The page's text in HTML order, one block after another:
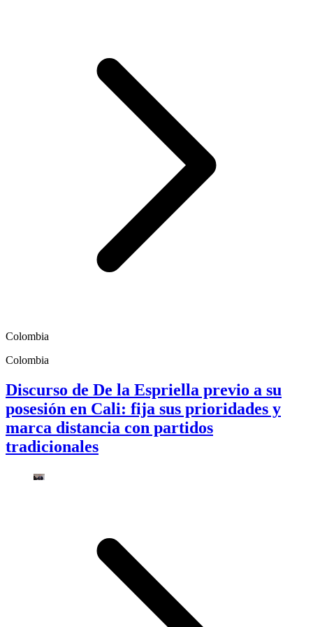
Colombia
Colombia
Discurso de De la Espriella previo a su
posesión en Cali: fija sus prioridades y
marca distancia con partidos
tradicionales